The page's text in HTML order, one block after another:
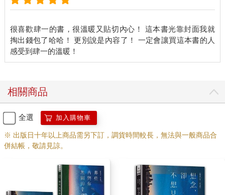
在他人身上看起來恰如其分的東西，其實都是包含了當事人自身
原本的美事。
當然，每個人都會想要讓自己變得更好，可是所謂的「更好」，
不是去模仿他的樣子，而是試著將對方的精神或方法運用在自己
不要去嫉妒，而是去大方地羨慕一個人，並懷抱著祝福。試著把
這些對自己的不滿足，拿它們來驅使自己不斷前進，去創造出自
己想要的生活。
每個人都有自己所擅長的部分，試著去發掘它並為它努力，那是
專屬於你獨一無二的東西。
很喜歡肆一的書，很溫暖又貼切內心！ 這本書光靠封面我就
掏出錢包了哈哈！ 更別說是內容了！ 一定會讓買這本書的人
相關商品
全選 加入購物車
※ 出版日十年以上商品需另下訂，調貨時間較長，無法與一般商品合
併結帳，敬請見諒。